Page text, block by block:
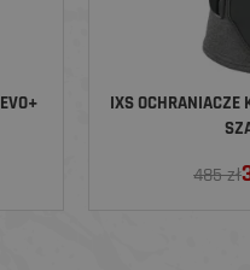
IXS OCHRANIACZE
485 zł